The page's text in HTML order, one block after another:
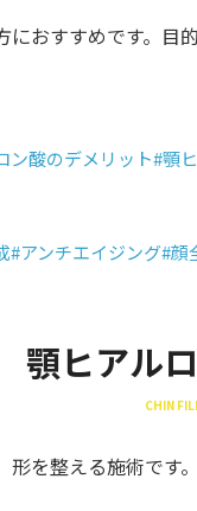
おすすめです。目
ン酸のデメリット#顎
#アンチエイジング#顔
顎ヒアル
CHIN
を整える施術です